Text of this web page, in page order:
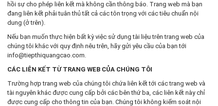
hồi sự cho phép liên kết mà không cần thông báo. Trang web mà bạn
đang liên kết phải tuân thủ tất cả các tôn trọng với các tiêu chuẩn nội
dung (ở trên).
Nếu bạn muốn thực hiện bất kỳ việc sử dụng tài liệu trên trang web của
chúng tôi khác với quy định nêu trên, hãy gửi yêu cầu của bạn tới
info@tiepthiquangcao.com.
CÁC LIÊN KẾT TỪ TRANG WEB CỦA CHÚNG TÔI
Trường hợp trang web của chúng tôi chứa liên kết tới các trang web và
tài nguyên khác được cung cấp bởi các bên thứ ba, các liên kết này chỉ
được cung cấp cho thông tin của bạn. Chúng tôi không kiểm soát nội